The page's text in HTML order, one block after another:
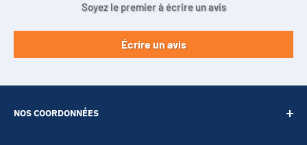
Soyez le premier à écrire un avis
Écrire un avis
NOS COORDONNÉES